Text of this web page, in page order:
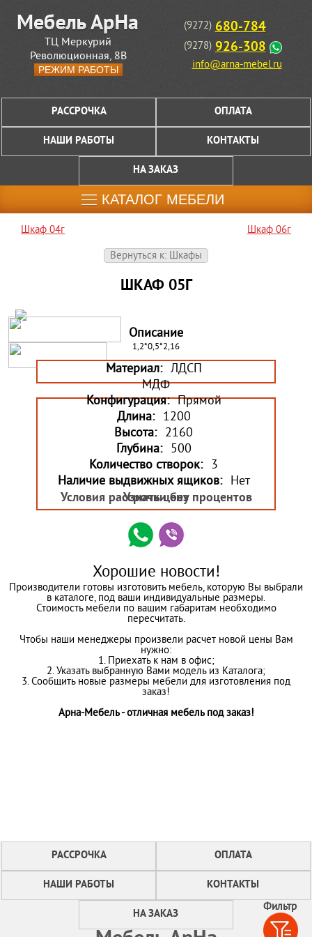
Фильтр
ТЦ Меркурий
Революционная, 8В
РЕЖИМ РАБОТЫ
(9272) 680-784
(9278) 926-308
info@arna-mebel.ru
РАССРОЧКА ОПЛАТА
НАШИ РАБОТЫ КОНТАКТЫ
НА ЗАКАЗ
КАТАЛОГ МЕБЕЛИ
Шкаф 04г
Шкаф 06г
Вернуться к: Шкафы
ШКАФ 05Г
Описание
1,2*0,5*2,16
Материал: ЛДСП
МДФ
Конфигурация: Прямой
Длина: 1200
Высота: 2160
Глубина: 500
Количество створок: 3
Наличие выдвижных ящиков: Нет
Узнать цену
Условия рассрочки без процентов
Хорошие новости!
Производители готовы изготовить мебель, которую Вы выбрали
в каталоге, под ваши индивидуальные размеры.
Стоимость мебели по вашим габаритам необходимо
пересчитать.
Чтобы наши менеджеры произвели расчет новой цены Вам
нужно:
1. Приехать к нам в офис;
2. Указать выбранную Вами модель из Каталога;
3. Сообщить новые размеры мебели для изготовления под
заказ!
Арна-Мебель - отличная мебель под заказ!
РАССРОЧКА ОПЛАТА
НАШИ РАБОТЫ КОНТАКТЫ
НА ЗАКАЗ